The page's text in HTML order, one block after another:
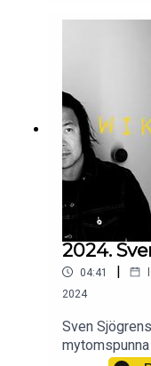
2024.
04:41 |
2024
Sven